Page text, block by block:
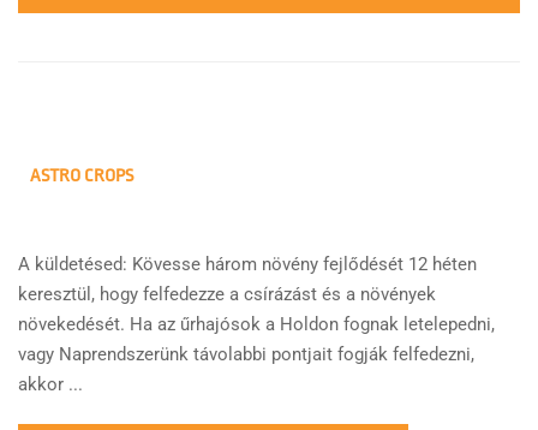
ASTRO CROPS
A küldetésed: Kövesse három növény fejlődését 12 héten
keresztül, hogy felfedezze a csírázást és a növények
növekedését. Ha az űrhajósok a Holdon fognak letelepedni,
vagy Naprendszerünk távolabbi pontjait fogják felfedezni,
akkor ...